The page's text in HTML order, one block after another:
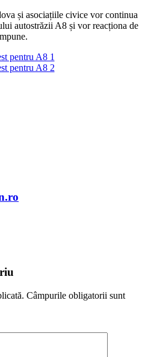
și asociațiile civice vor continua
autostrăzii A8 și vor reacționa de
Câmpurile obligatorii sunt